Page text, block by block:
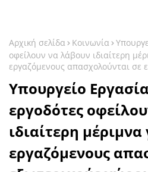
Αρχική σελίδα Κοινωνία
οφείλουν να λάβουν ιδιαίτερη
εργαζόμενους απασχολούνται σε
Υπουργείο
εργοδότες
ιδιαίτερη
εργαζόμενους